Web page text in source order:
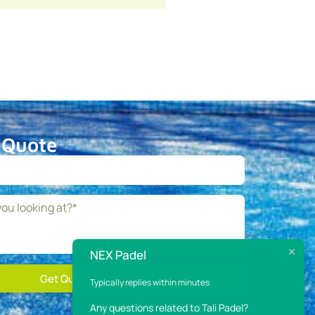
Get Quote
NEX Padel
Typically replies within minutes
Any questions related to Tali Padel?